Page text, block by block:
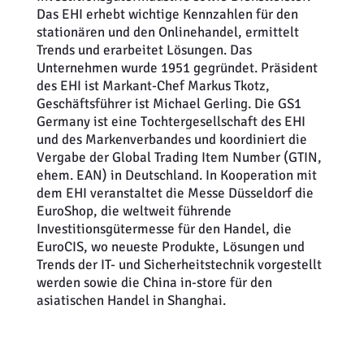
Das EHI erhebt wichtige Kennzahlen für den
stationären und den Onlinehandel, ermittelt
Trends und erarbeitet Lösungen. Das
Unternehmen wurde 1951 gegründet. Präsident
des EHI ist Markant-Chef Markus Tkotz,
Geschäftsführer ist Michael Gerling. Die GS1
Germany ist eine Tochtergesellschaft des EHI
und des Markenverbandes und koordiniert die
Vergabe der Global Trading Item Number (GTIN,
ehem. EAN) in Deutschland. In Kooperation mit
dem EHI veranstaltet die Messe Düsseldorf die
EuroShop, die weltweit führende
Investitionsgütermesse für den Handel, die
EuroCIS, wo neueste Produkte, Lösungen und
Trends der IT- und Sicherheitstechnik vorgestellt
werden sowie die China in-store für den
asiatischen Handel in Shanghai.